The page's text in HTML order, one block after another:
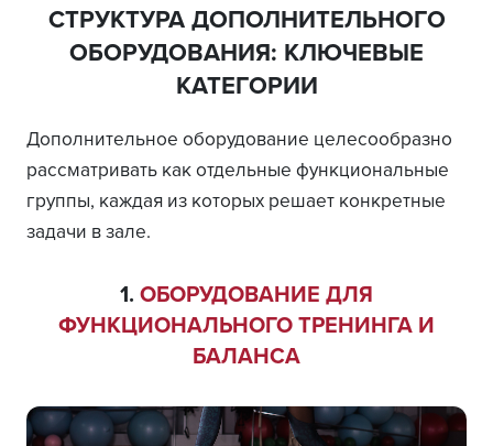
СТРУКТУРА ДОПОЛНИТЕЛЬНОГО
ОБОРУДОВАНИЯ: КЛЮЧЕВЫЕ
КАТЕГОРИИ
Дополнительное оборудование целесообразно
рассматривать как отдельные функциональные
группы, каждая из которых решает конкретные
задачи в зале.
1. ОБОРУДОВАНИЕ ДЛЯ
ФУНКЦИОНАЛЬНОГО ТРЕНИНГА И
БАЛАНСА